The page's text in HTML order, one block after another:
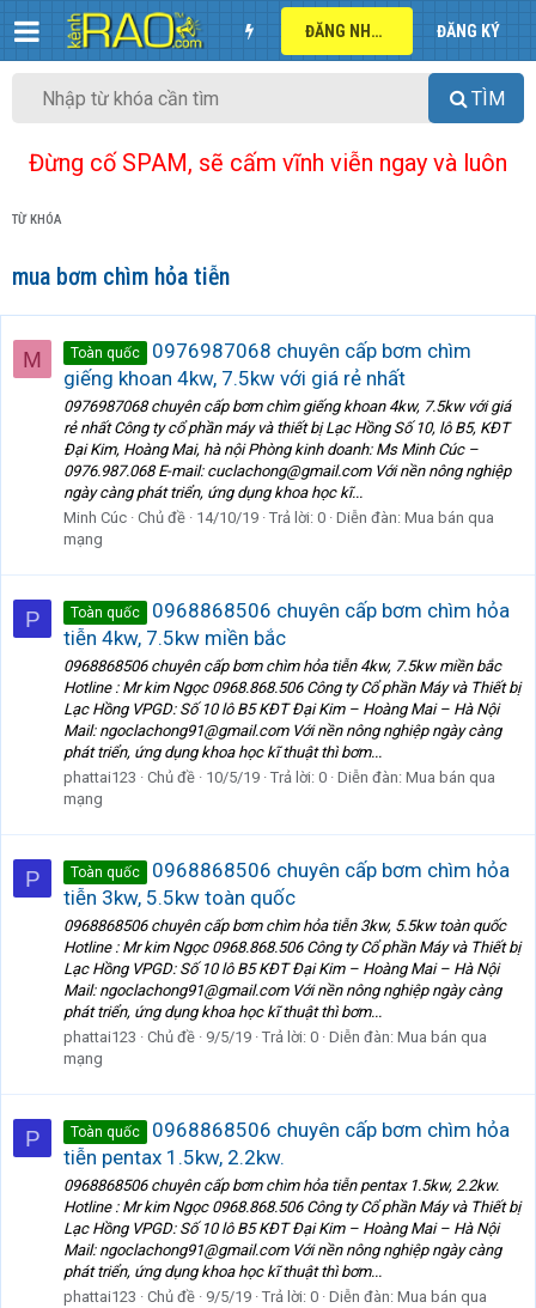
ĐĂNG NHẬP ĐĂNG KÝ
TÌM
Đừng cố SPAM, sẽ cấm vĩnh viễn ngay và luôn
TỪ KHÓA
mua bơm chìm hỏa tiễn
M Toàn quốc
0976987068 chuyên cấp bơm chìm
giếng khoan 4kw, 7.5kw với giá rẻ nhất
0976987068 chuyên cấp bơm chìm giếng khoan 4kw, 7.5kw với giá
rẻ nhất Công ty cổ phần máy và thiết bị Lạc Hồng Số 10, lô B5, KĐT
Đại Kim, Hoàng Mai, hà nội Phòng kinh doanh: Ms Minh Cúc –
0976.987.068 E-mail: cuclachong@gmail.com Với nền nông nghiệp
ngày càng phát triển, ứng dụng khoa học kĩ...
Minh Cúc Chủ đề 14/10/19 Trả lời: 0 Diễn đàn: Mua bán qua
mạng
P Toàn quốc
0968868506 chuyên cấp bơm chìm hỏa
tiễn 4kw, 7.5kw miền bắc
0968868506 chuyên cấp bơm chìm hỏa tiễn 4kw, 7.5kw miền bắc
Hotline : Mr kim Ngọc 0968.868.506 Công ty Cổ phần Máy và Thiết bị
Lạc Hồng VPGD: Số 10 lô B5 KĐT Đại Kim – Hoàng Mai – Hà Nội
Mail: ngoclachong91@gmail.com Với nền nông nghiệp ngày càng
phát triển, ứng dụng khoa học kĩ thuật thì bơm...
phattai123
Chủ đề 10/5/19 Trả lời: 0 Diễn đàn: Mua bán qua
mạng
P Toàn quốc
0968868506 chuyên cấp bơm chìm hỏa
tiễn 3kw, 5.5kw toàn quốc
0968868506 chuyên cấp bơm chìm hỏa tiễn 3kw, 5.5kw toàn quốc
Hotline : Mr kim Ngọc 0968.868.506 Công ty Cổ phần Máy và Thiết bị
Lạc Hồng VPGD: Số 10 lô B5 KĐT Đại Kim – Hoàng Mai – Hà Nội
Mail: ngoclachong91@gmail.com Với nền nông nghiệp ngày càng
phát triển, ứng dụng khoa học kĩ thuật thì bơm...
phattai123
Chủ đề 9/5/19 Trả lời: 0 Diễn đàn: Mua bán qua
mạng
P Toàn quốc
0968868506 chuyên cấp bơm chìm hỏa
tiễn pentax 1.5kw, 2.2kw.
0968868506 chuyên cấp bơm chìm hỏa tiễn pentax 1.5kw, 2.2kw.
Hotline : Mr kim Ngọc 0968.868.506 Công ty Cổ phần Máy và Thiết bị
Lạc Hồng VPGD: Số 10 lô B5 KĐT Đại Kim – Hoàng Mai – Hà Nội
Mail: ngoclachong91@gmail.com Với nền nông nghiệp ngày càng
phát triển, ứng dụng khoa học kĩ thuật thì bơm...
phattai123
Chủ đề 9/5/19 Trả lời: 0 Diễn đàn: Mua bán qua